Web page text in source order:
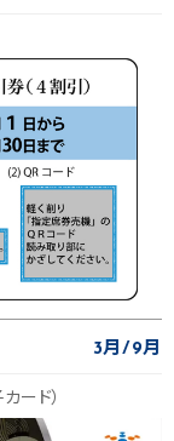
3月 9月
ード）